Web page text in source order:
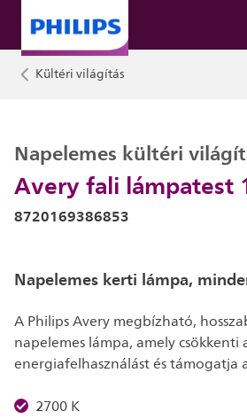
Kültéri világítás
Avery fali lámpatest
Napelemes kültéri
8720169386853
Napelemes kerti lámpa,
A Philips Avery megbízható,
napelemes lámpa, amely csökkenti
energiafelhasználást és
2700 K